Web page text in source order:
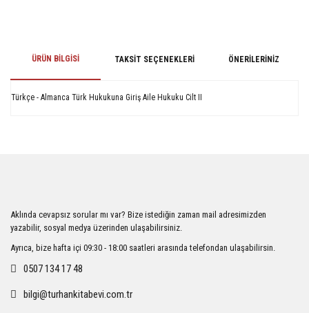
ÜRÜN BILGISI TAKSIT SEÇENEKLERI ÖNERILERINIZ
Türkçe - Almanca Türk Hukukuna Giriş Aile Hukuku Cilt II
Ürün açıklamasında eksik bilgiler bulunuyor.
Ürün bilgilerinde hatalar bulunuyor.
Ürün fiyatı diğer sitelerden daha pahalı.
Aklında cevapsız sorular mı var? Bize istediğin zaman mail adresimizden
yazabilir, sosyal medya üzerinden ulaşabilirsiniz.
Ayrıca, bize hafta içi 09:30 - 18:00 saatleri arasında telefondan ulaşabilirsin.
0507 134 17 48
bilgi@turhankitabevi.com.tr